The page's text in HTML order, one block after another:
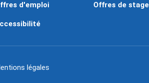
d'emploi Offres de stage
légales